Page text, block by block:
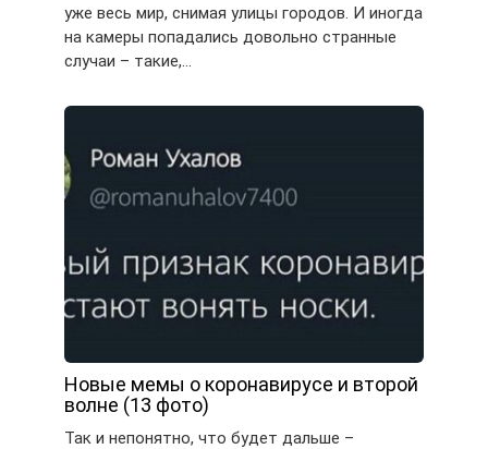
уже весь мир, снимая улицы городов. И иногда
на камеры попадались довольно странные
случаи – такие,…
Новые мемы о коронавирусе и второй
волне (13 фото)
Так и непонятно, что будет дальше –